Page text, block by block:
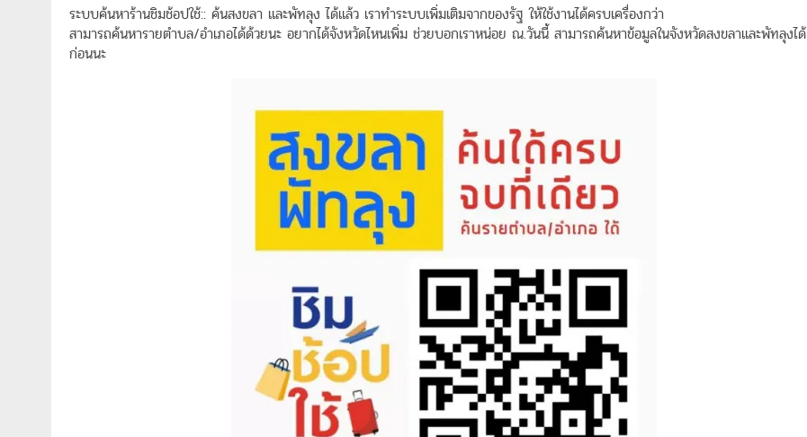
ระบบค้นหาร้านชิมช้อปใช้:: ค้นสงขลา และพัทลุง ได้แล้ว เราทำระบบเพิ่มเติมจากของรัฐ ให้ใช้งานได้ครบเครื่องกว่า
สามารถค้นหารายตำบล/อำเภอได้ด้วยนะ อยากได้จังหวัดไหนเพิ่ม ช่วยบอกเราหน่อย ณ.วันนี้ สามารถค้นหาข้อมูลในจังหวัดสงขลาและพัทลุงได้
ก่อนนะ